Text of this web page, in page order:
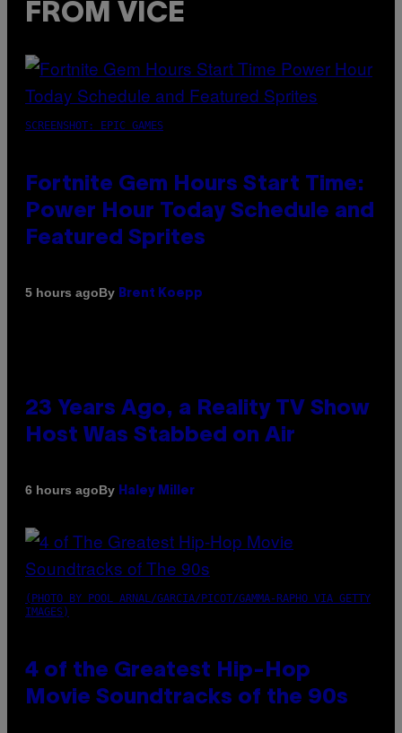
FROM VICE
SCREENSHOT: EPIC GAMES
Fortnite Gem Hours Start Time:
Power Hour Today Schedule and
Featured Sprites
5 hours agoBy Brent Koepp
23 Years Ago, a Reality TV Show
Host Was Stabbed on Air
6 hours agoBy Haley Miller
(PHOTO BY POOL ARNAL/GARCIA/PICOT/GAMMA-RAPHO VIA GETTY
IMAGES)
4 of the Greatest Hip-Hop
Movie Soundtracks of the 90s